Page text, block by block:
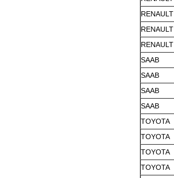
RENAULT
RENAULT
RENAULT
SAAB
SAAB
SAAB
SAAB
TOYOTA
TOYOTA
TOYOTA
TOYOTA